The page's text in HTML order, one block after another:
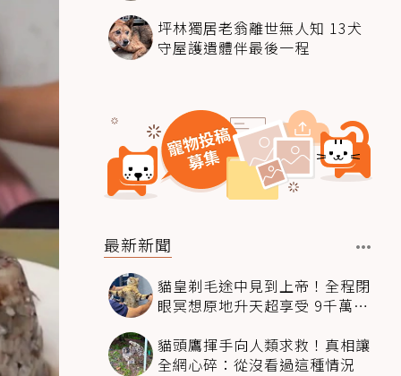
坪林獨居老翁離世無人知 13犬
守屋護遺體伴最後一程
最新新聞
貓皇剃毛途中見到上帝！全程閉
眼冥想原地升天超享受 9千萬人
貓頭鷹揮手向人類求救！真相讓
全網心碎：從沒看過這種情況